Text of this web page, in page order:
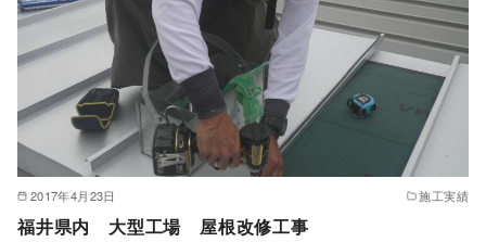
2017年4月23日 施工実績
福井県内 大型工場 屋根改修工事